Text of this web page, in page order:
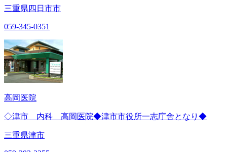
三重県四日市市
059-345-0351
高岡医院
◇津市 内科 高岡医院◆津市市役所一志庁舎となり◆
三重県津市